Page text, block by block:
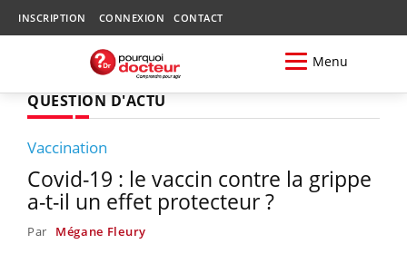
INSCRIPTION CONNEXION CONTACT
Menu
QUESTION D'ACTU
Vaccination
Covid-19 : le vaccin contre la grippe
a-t-il un effet protecteur ?
Par Mégane Fleury